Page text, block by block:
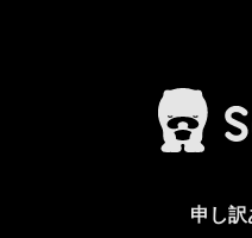
申し